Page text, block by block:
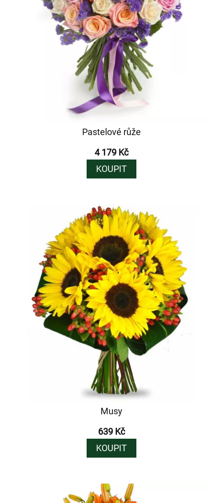
Pastelové růže
4 179 Kč
KOUPIT
Musy
639 Kč
KOUPIT